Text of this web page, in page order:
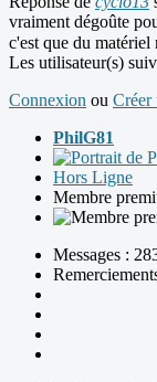
vraiment dégoûte
c'est que du
Les utilisateur(s)
Connexion ou Créer
PhilG81
Hors Ligne
Membre
Messages :